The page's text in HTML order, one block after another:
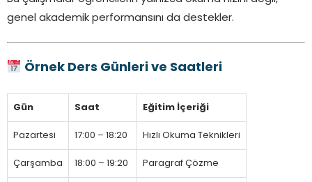
genel akademik performansını da destekler.
Örnek Ders Günleri ve Saatleri
Gün Saat Eğitim İçeriği
Pazartesi 17:00 – 18:20 Hızlı Okuma Teknikleri
Çarşamba 18:00 – 19:20 Paragraf Çözme